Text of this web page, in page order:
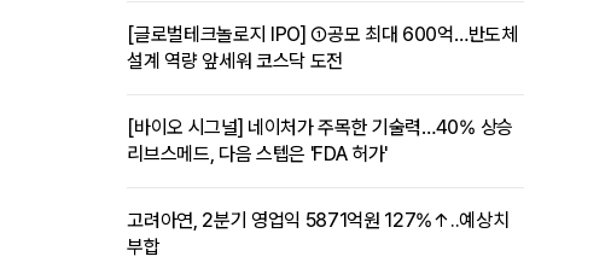
[글로벌테크놀로지 IPO] ①공모 최대 600억…반도체
설계 역량 앞세워 코스닥 도전
[바이오 시그널] 네이처가 주목한 기술력…40% 상승
리브스메드, 다음 스텝은 'FDA 허가'
고려아연, 2분기 영업익 5871억원 127%↑..예상치
부합